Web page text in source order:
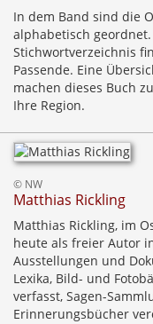
In dem Band sind die
alphabetisch
Stichwortverzeichnis
Passende. Eine
machen dieses Buch
Ihre Region.
© NW
Matthias Rickling
Matthias Rickling, im
heute als freier Autor
Ausstellungen und
Lexika, Bild- und
verfasst, Sagen-
Erinnerungsbücher